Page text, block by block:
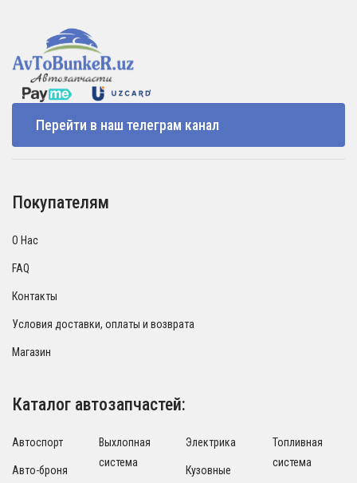
Перейти в наш телеграм канал
Покупателям
О Нас
FAQ
Контакты
Условия доставки, оплаты и возврата
Магазин
Каталог автозапчастей:
Автоспорт
Авто-броня
Выхлопная
система
Электрика
Кузовные
Топливная
система